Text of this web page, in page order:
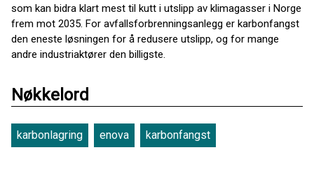
som kan bidra klart mest til kutt i utslipp av klimagasser i Norge
frem mot 2035. For avfallsforbrenningsanlegg er karbonfangst
den eneste løsningen for å redusere utslipp, og for mange
andre industriaktører den billigste.
Nøkkelord
karbonlagring enova karbonfangst